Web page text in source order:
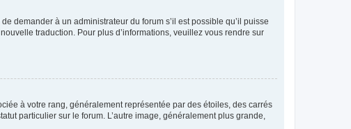
demander à un administrateur du forum s’il est possible qu’il puisse
traduction. Pour plus d’informations, veuillez vous rendre sur
à votre rang, généralement représentée par des étoiles, des carrés
particulier sur le forum. L’autre image, généralement plus grande,